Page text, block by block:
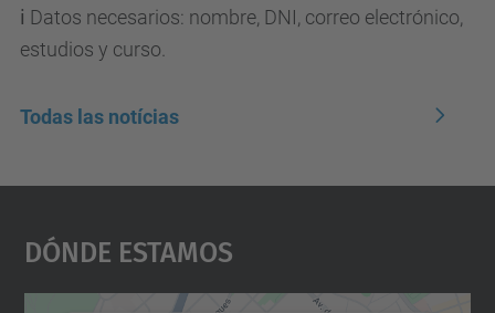
ℹ️ Datos necesarios: nombre, DNI, correo electrónico,
estudios y curso.
Todas las notícias
Dónde Estamos